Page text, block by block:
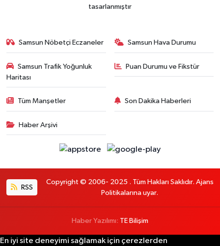
tasarlanmıştır
Samsun Nöbetçi Eczaneler Samsun Hava Durumu
Samsun Trafik Yoğunluk
Haritası
Puan Durumu ve Fikstür
Tüm Manşetler Son Dakika Haberleri
Haber Arşivi
RSS
Copyright © 2006- 2025 . Tüm Hakları Saklıdır. Ajans
Politikalarına uyar.
Haber Yazılımı: TE Bilişim
En iyi site deneyimi sağlamak için çerezlerden